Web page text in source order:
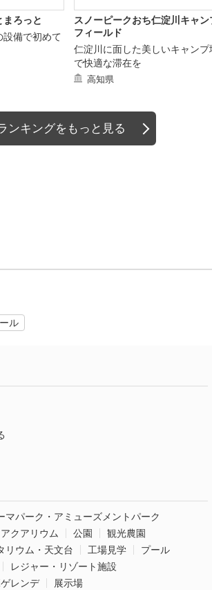
まろっと
設備で初めて
スノーピークおち仁淀川キャン
フィールド
仁淀川に面した美しいキャンプ
で快適な滞在を
高知県
ンキングをもっと見る
ル
マパーク・アミューズメントパーク
クアリウム 公園
観光農園
リウム・天文台 工場見学
プール
レジャー・リゾート施設
レンデ 展示場